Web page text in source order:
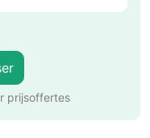
prijsoffertes